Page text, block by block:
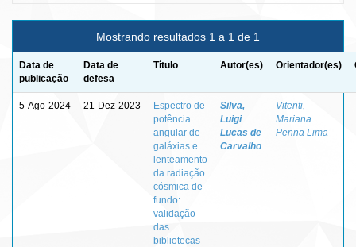
Mostrando resultados 1 a 1 de 1
Data de
publicação
Data de
defesa
Título Autor(es) Orientador(es)
5-Ago-2024 21-Dez-2023
Espectro de
potência
angular de
galáxias e
lenteamento
da radiação
cósmica de
fundo:
validação
das
bibliotecas
Silva,
Luigi
Lucas de
Carvalho
Vitenti,
Mariana
Penna Lima